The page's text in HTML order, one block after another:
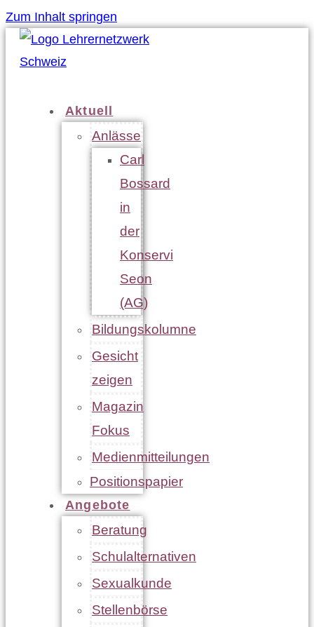
Zum Inhalt springen
Aktuell
Anlässe
Carl
Bossard
in
der
Konservi
Seon
(AG)
Bildungskolumne
Gesicht
zeigen
Magazin
Fokus
Medienmitteilungen
Positionspapier
Angebote
Beratung
Schulalternativen
Sexualkunde
Stellenbörse